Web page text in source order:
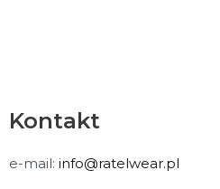
Kontakt
e-mail: info@ratelwear.pl